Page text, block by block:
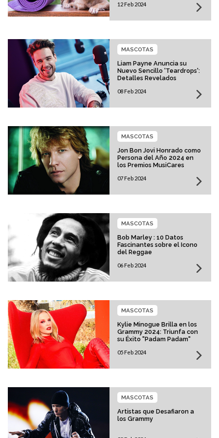
12 Feb 2024
Liam Payne Anuncia su
Nuevo Sencillo 'Teardrops':
Detalles Revelados
MASCOTAS
08 Feb 2024
Jon Bon Jovi Honrado como
Persona del Año 2024 en
los Premios MusiCares
MASCOTAS
07 Feb 2024
Bob Marley : 10 Datos
Fascinantes sobre el Icono
del Reggae
MASCOTAS
06 Feb 2024
Kylie Minogue Brilla en los
Grammy 2024: Triunfa con
su Éxito "Padam Padam"
MASCOTAS
05 Feb 2024
Artistas que Desafiaron a
los Grammy
MASCOTAS